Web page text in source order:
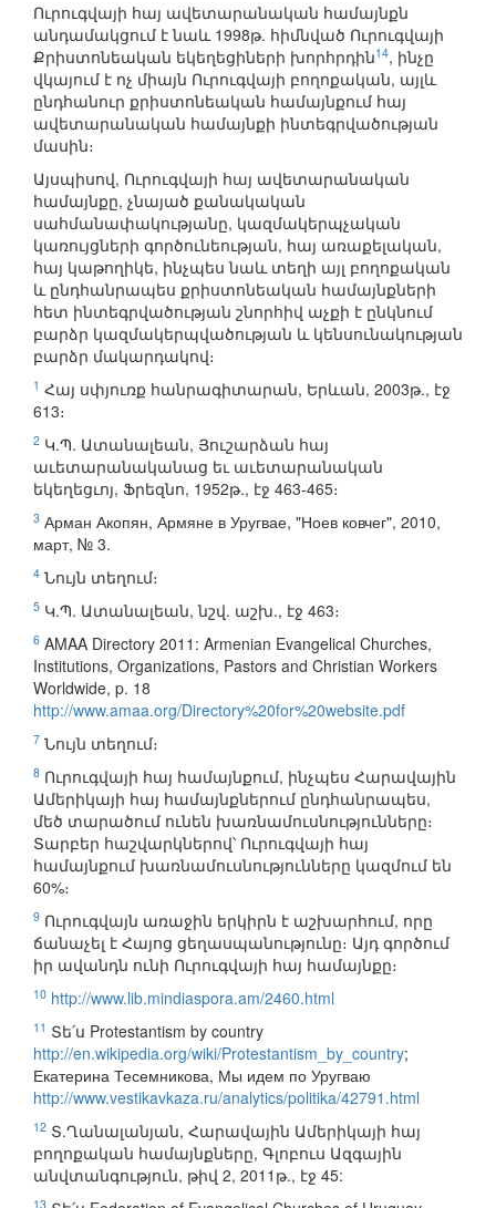
Ուրուգվայի հայ ավետարանական համայնքն
անդամակցում է նաև 1998թ. հիմնված Ուրուգվայի
Քրիստոնեական եկեղեցիների խորհրդին14, ինչը
վկայում է ոչ միայն Ուրուգվայի բողոքական, այլև
ընդհանուր քրիստոնեական համայնքում հայ
ավետարանական համայնքի ինտեգրվածության
մասին։
Այսպիսով, Ուրուգվայի հայ ավետարանական
համայնքը, չնայած քանակական
սահմանափակությանը, կազմակերպչական
կառույցների գործունեության, հայ առաքելական,
հայ կաթողիկե, ինչպես նաև տեղի այլ բողոքական
և ընդհանրապես քրիստոնեական համայնքների
հետ ինտեգրվածության շնորհիվ աչքի է ընկնում
բարձր կազմակերպվածության և կենսունակության
բարձր մակարդակով։
1 Հայ սփյուռք հանրագիտարան, Երևան, 2003թ., էջ
613։
2 Կ.Պ. Ատանալեան, Յուշարձան հայ
աւետարանականաց եւ աւետարանական
եկեղեցւոյ, Ֆրեզնո, 1952թ., էջ 463-465։
3 Арман Акопян, Армяне в Уругвае, "Ноев ковчег", 2010,
март, № 3.
4 Նույն տեղում։
5 Կ.Պ. Ատանալեան, նշվ. աշխ., էջ 463։
6 AMAA Directory 2011: Armenian Evangelical Churches,
Institutions, Organizations, Pastors and Christian Workers
Worldwide, p. 18
http://www.amaa.org/Directory%20for%20website.pdf
7 Նույն տեղում։
8 Ուրուգվայի հայ համայնքում, ինչպես Հարավային
Ամերիկայի հայ համայնքներում ընդհանրապես,
մեծ տարածում ունեն խառնամուսնությունները։
Տարբեր հաշվարկներով՝ Ուրուգվայի հայ
համայնքում խառնամուսնությունները կազմում են
60%։
9 Ուրուգվայն առաջին երկիրն է աշխարհում, որը
ճանաչել է Հայոց ցեղասպանությունը։ Այդ գործում
իր ավանդն ունի Ուրուգվայի հայ համայնքը։
10 http://www.lib.mindiaspora.am/2460.html
11 Տե՛ս Protestantism by country
http://en.wikipedia.org/wiki/Protestantism_by_country;
Екатерина Тесемникова, Мы идем по Уругваю
http://www.vestikavkaza.ru/analytics/politika/42791.html
12 Տ.Ղանալանյան, Հարավային Ամերիկայի հայ
բողոքական համայնքները, Գլոբուս Ազգային
անվտանգություն, թիվ 2, 2011թ., էջ 45:
13